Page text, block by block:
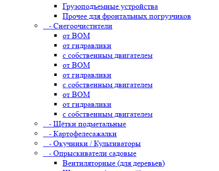
Грузоподъемные устройства
Прочее для фронтальных погрузчиков
- Снегоочистители
от ВОМ
от гидравлики
с собственным двигателем
от ВОМ
от гидравлики
с собственным двигателем
от ВОМ
от гидравлики
с собственным двигателем
- Щётки подметальные
- Картофелесажалки
- Окучники / Культиваторы
- Опрыскиватели садовые
Вентиляторные (для деревьев)